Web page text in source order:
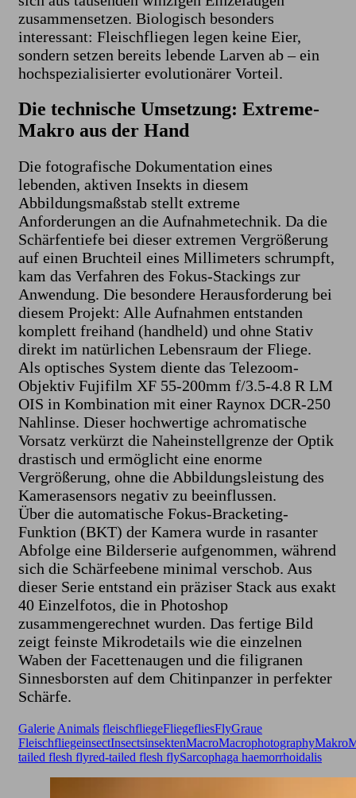
zusammensetzen. Biologisch besonders
interessant: Fleischfliegen legen keine Eier,
sondern setzen bereits lebende Larven ab – ein
hochspezialisierter evolutionärer Vorteil.
Die technische Umsetzung: Extreme-
Makro aus der Hand
​Die fotografische Dokumentation eines
lebenden, aktiven Insekts in diesem
Abbildungsmaßstab stellt extreme
Anforderungen an die Aufnahmetechnik. Da die
Schärfentiefe bei dieser extremen Vergrößerung
auf einen Bruchteil eines Millimeters schrumpft,
kam das Verfahren des Fokus-Stackings zur
Anwendung. Die besondere Herausforderung bei
diesem Projekt: Alle Aufnahmen entstanden
komplett freihand (handheld) und ohne Stativ
direkt im natürlichen Lebensraum der Fliege.
​Als optisches System diente das Telezoom-
Objektiv Fujifilm XF 55-200mm f/3.5-4.8 R LM
OIS in Kombination mit einer Raynox DCR-250
Nahlinse. Dieser hochwertige achromatische
Vorsatz verkürzt die Naheinstellgrenze der Optik
drastisch und ermöglicht eine enorme
Vergrößerung, ohne die Abbildungsleistung des
Kamerasensors negativ zu beeinflussen.
​Über die automatische Fokus-Bracketing-
Funktion (BKT) der Kamera wurde in rasanter
Abfolge eine Bilderserie aufgenommen, während
sich die Schärfeebene minimal verschob. Aus
dieser Serie entstand ein präziser Stack aus exakt
40 Einzelfotos, die in Photoshop
zusammengerechnet wurden. Das fertige Bild
zeigt feinste Mikrodetails wie die einzelnen
Waben der Facettenaugen und die filigranen
Sinnesborsten auf dem Chitinpanzer in perfekter
Schärfe.
Galerie Animals fleischfliegeFliegefliesFlyGraue
FleischfliegeinsectInsectsinsektenMacroMacrophotographyMakro
tailed flesh flyred-tailed flesh flySarcophaga haemorrhoidalis